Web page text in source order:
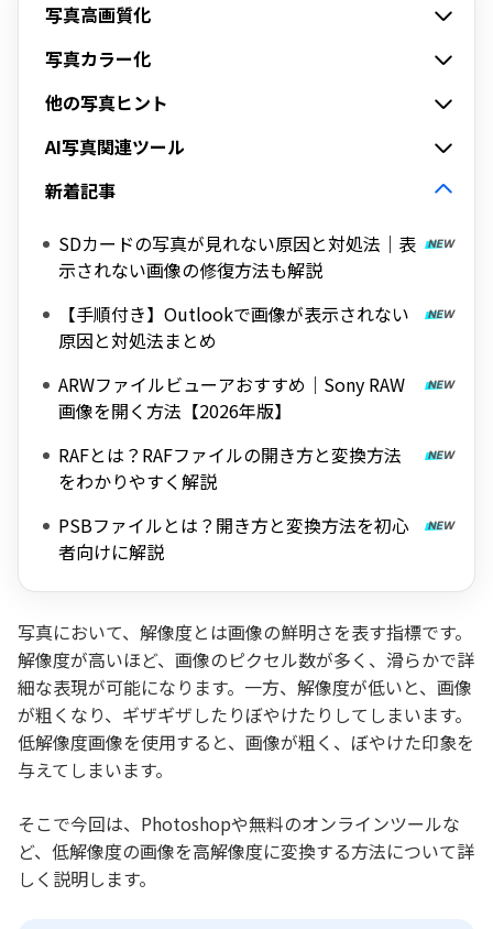
写真高画質化
写真カラー化
他の写真ヒント
AI写真関連ツール
新着記事
SDカードの写真が見れない原因と対処法｜表
示されない画像の修復方法も解説
【手順付き】Outlookで画像が表示されない
原因と対処法まとめ
ARWファイルビューアおすすめ｜Sony RAW
画像を開く方法【2026年版】
RAFとは？RAFファイルの開き方と変換方法
をわかりやすく解説
PSBファイルとは？開き方と変換方法を初心
者向けに解説
写真において、解像度とは画像の鮮明さを表す指標です。
解像度が高いほど、画像のピクセル数が多く、滑らかで詳
細な表現が可能になります。一方、解像度が低いと、画像
が粗くなり、ギザギザしたりぼやけたりしてしまいます。
低解像度画像を使用すると、画像が粗く、ぼやけた印象を
与えてしまいます。
そこで今回は、Photoshopや無料のオンラインツールな
ど、低解像度の画像を高解像度に変換する方法について詳
しく説明します。